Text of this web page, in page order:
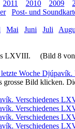
2011 2010 2009
Post- und
Mai Juni Juli
LXVIII. (Bild 8
grosse Bild klicken.